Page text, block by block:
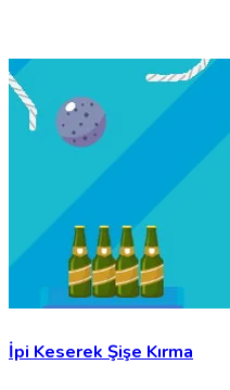
İpi Keserek Şişe Kırma